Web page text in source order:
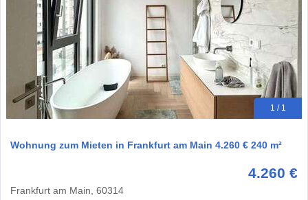
1 / 1
Wohnung zum Mieten in Frankfurt am Main 4.260 € 240 m²
4.260 €
Frankfurt am Main, 60314